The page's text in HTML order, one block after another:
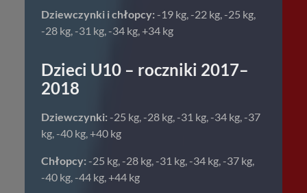
Dziewczynki i chłopcy:-19 kg, -22 kg, -25 kg,
-28 kg, -31 kg, -34 kg, +34 kg
Dzieci U10 – roczniki 2017–
2018
Dziewczynki:-25 kg, -28 kg, -31 kg, -34 kg, -37
kg, -40 kg, +40 kg
Chłopcy: -25 kg, -28 kg, -31 kg, -34 kg, -37 kg,
-40 kg, -44 kg, +44 kg